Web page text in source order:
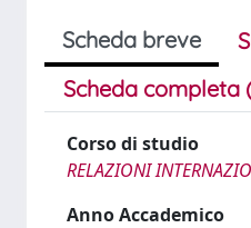
Scheda breve
Scheda completa
Corso di studio
RELAZIONI
Anno Accademico